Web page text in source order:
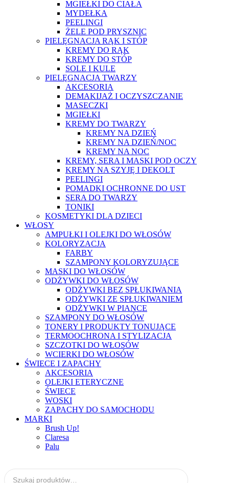
MGIEŁKI DO CIAŁA
MYDEŁKA
PEELINGI
ŻELE POD PRYSZNIC
PIELĘGNACJA RĄK I STÓP
KREMY DO RĄK
KREMY DO STÓP
SOLE I KULE
PIELĘGNACJA TWARZY
AKCESORIA
DEMAKIJAŻ I OCZYSZCZANIE
MASECZKI
MGIEŁKI
KREMY DO TWARZY
KREMY NA DZIEŃ
KREMY NA DZIEŃ/NOC
KREMY NA NOC
KREMY, SERA I MASKI POD OCZY
KREMY NA SZYJĘ I DEKOLT
PEELINGI
POMADKI OCHRONNE DO UST
SERA DO TWARZY
TONIKI
KOSMETYKI DLA DZIECI
WŁOSY
AMPUŁKI I OLEJKI DO WŁOSÓW
KOLORYZACJA
FARBY
SZAMPONY KOLORYZUJĄCE
MASKI DO WŁOSÓW
ODŻYWKI DO WŁOSÓW
ODŻYWKI BEZ SPŁUKIWANIA
ODŻYWKI ZE SPŁUKIWANIEM
ODŻYWKI W PIANCE
SZAMPONY DO WŁOSÓW
TONERY I PRODUKTY TONUJĄCE
TERMOOCHRONA I STYLIZACJA
SZCZOTKI DO WŁOSÓW
WCIERKI DO WŁOSÓW
ŚWIECE I ZAPACHY
AKCESORIA
OLEJKI ETERYCZNE
ŚWIECE
WOSKI
ZAPACHY DO SAMOCHODU
MARKI
Brush Up!
Claresa
Palu